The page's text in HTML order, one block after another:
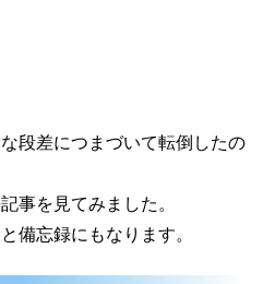
段差につまづいて転倒したの
事を見てみました。
備忘録にもなります。